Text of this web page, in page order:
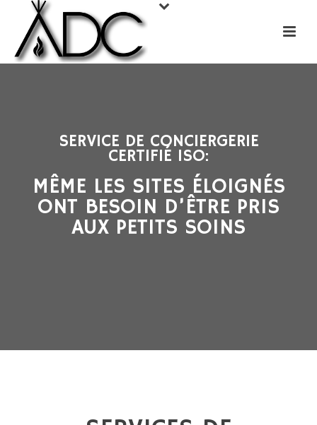
SERVICE DE CONCIERGERIE
CERTIFIÉ ISO:
MÊME LES SITES ÉLOIGNÉS
ONT BESOIN D’ÊTRE PRIS
AUX PETITS SOINS